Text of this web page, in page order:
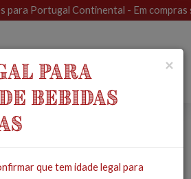
Portugal Continental - Em compras
Santos
×
PARA
BEBIDAS
que tem idade legal para